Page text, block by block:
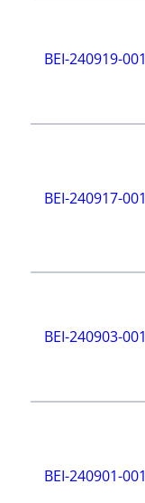
BEI-240919-001
BEI-240917-001
BEI-240903-001
BEI-240901-001